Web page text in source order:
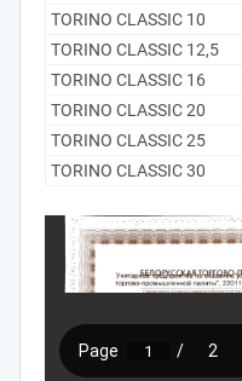
TORINO CLASSIC 10
TORINO CLASSIC 12,5
TORINO CLASSIC 16
TORINO CLASSIC 20
TORINO CLASSIC 25
TORINO CLASSIC 30